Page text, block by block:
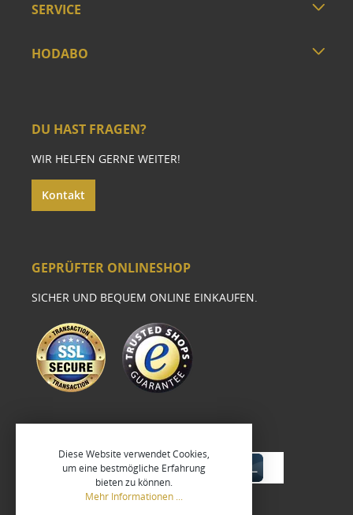
SERVICE
HODABO
DU HAST FRAGEN?
WIR HELFEN GERNE WEITER!
Kontakt
GEPRÜFTER ONLINESHOP
SICHER UND BEQUEM ONLINE EINKAUFEN.
Diese Website verwendet Cookies,
um eine bestmögliche Erfahrung
bieten zu können.
Mehr Informationen ...